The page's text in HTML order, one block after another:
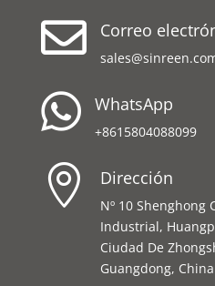
 Correo
 WhatsApp
+8615804088099
 Dirección
Nº 10 Shenghong
Industrial,
Ciudad De
Guangdong, China